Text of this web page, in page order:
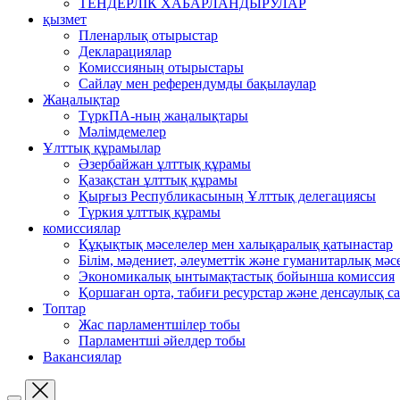
ТЕНДЕРЛІК ХАБАРЛАНДЫРУЛАР
қызмет
Пленарлық отырыстар
Декларациялар
Комиссияның отырыстары
Сайлау мен референдумды бақылаулар
Жаңалықтар
ТүркПА-ның жаңалықтары
Мәлімдемелер
Ұлттық құрамылар
Әзербайжан ұлттық құрамы
Қазақстан ұлттық құрамы
Қырғыз Республикасының Ұлттық делегациясы
Түркия ұлттық құрамы
комиссиялар
Құқықтық мәселелер мен халықаралық қатынастар
Білім, мәдениет, әлеуметтік және гуманитарлық
Экономикалық ынтымақтастық бойынша комиссия
Қоршаған орта, табиғи ресурстар және денсаулық
Топтар
Жас парламентшілер тобы
Парламентші әйелдер тобы
Вакансиялар